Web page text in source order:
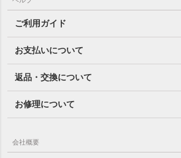
ご利用ガイド
お支払いについて
返品・交換について
お修理について
会社概要